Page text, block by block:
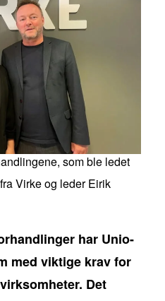
som ble ledet
Virke og leder Eirik
har Unio-
med viktige krav for
Det